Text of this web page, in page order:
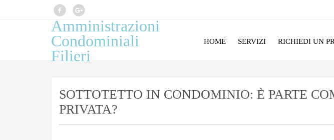
Amministrazioni
Condominiali
Filieri
HOME SERVIZI RICHIEDI UN
SOTTOTETTO IN CONDOMINIO: È PARTE
PRIVATA?